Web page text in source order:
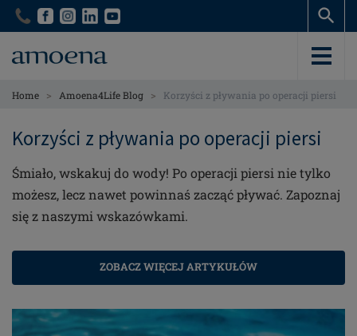
Skip
content
Skip
content
Home > Amoena4Life Blog > Korzyści z pływania po operacji piersi
Korzyści z pływania po operacji piersi
Śmiało, wskakuj do wody! Po operacji piersi nie tylko
możesz, lecz nawet powinnaś zacząć pływać. Zapoznaj
się z naszymi wskazówkami.
ZOBACZ WIĘCEJ ARTYKUŁÓW